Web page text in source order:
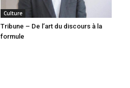
Culture
Tribune – De l’art du discours à la
formule